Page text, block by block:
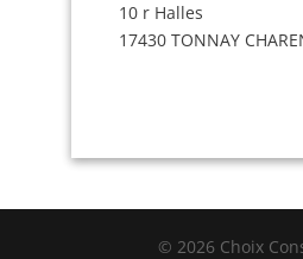
10 r Halles
17430 TONNAY
© 2026 Choix